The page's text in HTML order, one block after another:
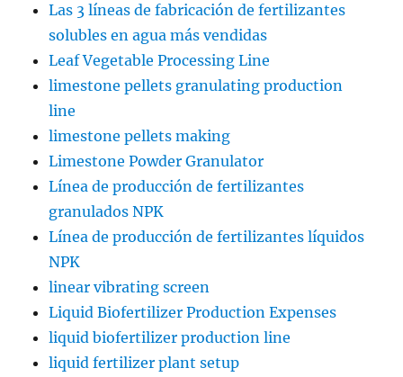
Las 3 líneas de fabricación de fertilizantes
solubles en agua más vendidas
Leaf Vegetable Processing Line
limestone pellets granulating production
line
limestone pellets making
Limestone Powder Granulator
Línea de producción de fertilizantes
granulados NPK
Línea de producción de fertilizantes líquidos
NPK
linear vibrating screen
Liquid Biofertilizer Production Expenses
liquid biofertilizer production line
liquid fertilizer plant setup